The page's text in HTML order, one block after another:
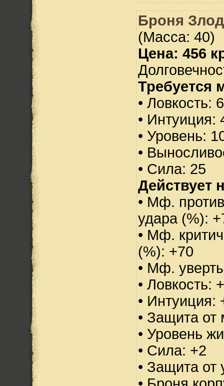
Броня
(Масса: 40)
Цена: 456
Требуется
• Ловкость:
• Интуиция:
• Уровень:
•
• Сила: 25
Действует
• Мф.
удара (%):
• Мф.
(%): +70
• Мф.
• Ловкость:
• Интуиция:
• Защита от
• Уровень
• Сила: +2
• Защита от